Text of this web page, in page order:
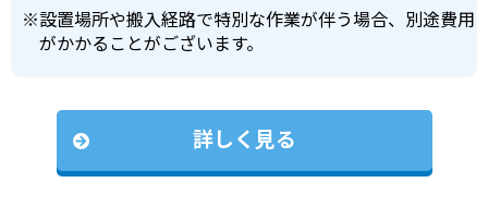
※設置場所や搬入経路で特別な作業が伴う場合、別途費用
がかかることがございます。
詳しく見る